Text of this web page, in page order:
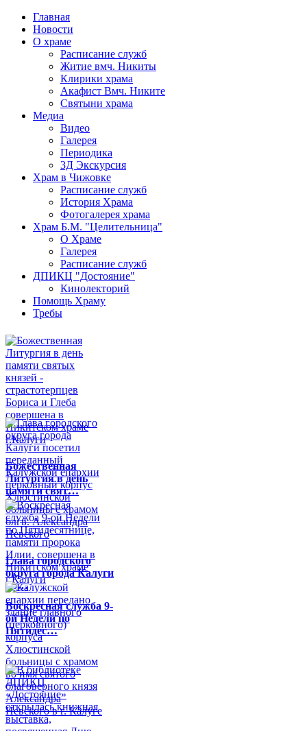
Главная
Новости
О храме
Расписание служб
Житие вмч. Никиты
Клирики храма
Акафист Вмч. Никите
Святыни храма
Медиа
Видео
Галерея
Периодика
3Д Экскурсия
Храм в Чижовке
Расписание служб
История Храма
Фотогалерея храма
Храм Б.М. "Целительница"
О Храме
Галерея
Расписание служб
ДПИКЦ "Достояние"
Кинолекторий
Помощь Храму
Требы
Божественная
Литургия в день
памяти свят…
Глава городского
округа города Калуги
по…
Воскресная служба 9-
ой Недели по
Пятидес…